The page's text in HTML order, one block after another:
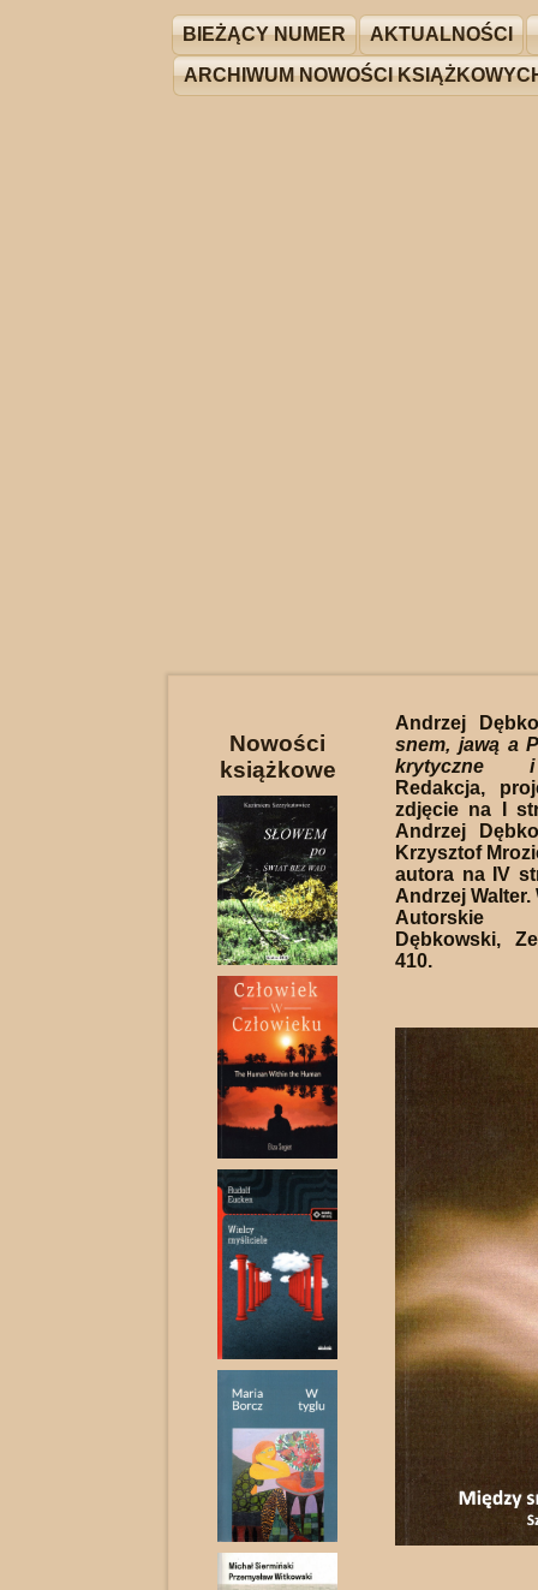
BIEŻĄCY NUMER AKTUALNOŚCI
ARCHIWUM NOWOŚCI
Nowości
książkowe
Andrzej
snem, jawą a
krytyczne
Redakcja,
zdjęcie na I
Andrzej
Krzysztof
autora na IV
Andrzej
Dębkowski,
410.